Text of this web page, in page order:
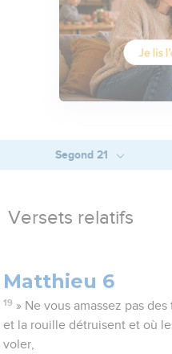
Segond 21
Versets relatifs
Matthieu 6
19 » Ne vous amassez pas
et la rouille détruisent et où
voler,